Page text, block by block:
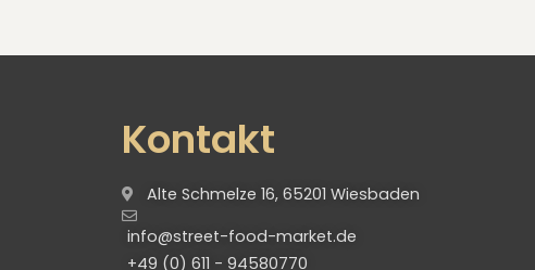
Kontakt
Alte Schmelze 16, 65201 Wiesbaden
info@street-food-market.de
+49 (0) 611 - 94580770